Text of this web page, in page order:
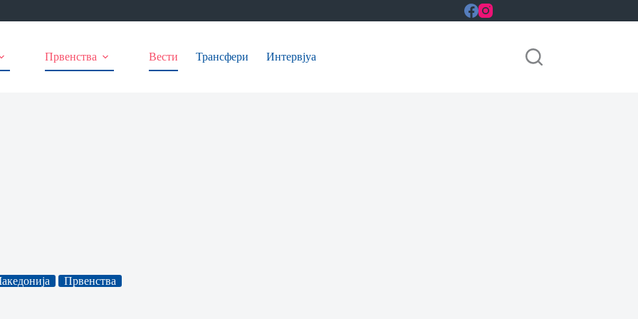
Првенства Вести Трансфери Интервјуа
Првенства